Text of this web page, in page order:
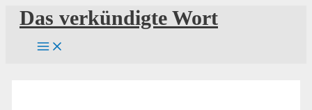
Zum
Inhalt
springen
Das verkündigte Wort